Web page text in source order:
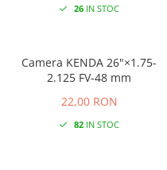
26IN STOC
Camera KENDA 26"×1.75-
2.125 FV-48 mm
22,00 RON
82IN STOC